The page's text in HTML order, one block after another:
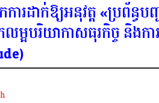
ដាក់ឱ្យអនុវត្ត «ប្រព័ន្ធប
ម្អបរិយាកាសធុរកិច្ច និងក